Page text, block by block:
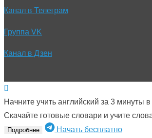
Канал в Телеграм
Группа VK
Канал в Дзен
Начните учить английский за 3 минуты
Скачайте готовые словари и учите
Подробнее
Начать бесплатно